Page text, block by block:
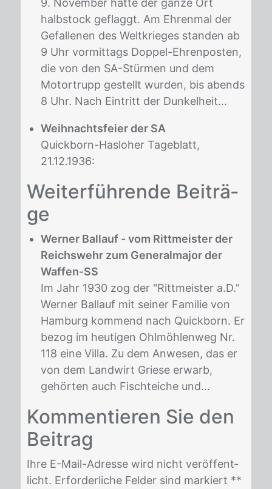
9. November hatte der ganze Ort
halbstock geflaggt. Am Ehrenmal der
Gefallenen des Weltkrieges standen ab
9 Uhr vormittags Doppel-Ehrenposten,
die von den SA-Stürmen und dem
Motortrupp gestellt wurden, bis abends
8 Uhr. Nach Eintritt der Dunkelheit...
Weihnachtsfeier der SA
Quickborn-Hasloher Tageblatt,
21.12.1936:
Wei­ter­füh­ren­de Bei­trä­
ge
Werner Ballauf - vom Rittmeister der
Reichswehr zum Generalmajor der
Waffen-SS
Im Jahr 1930 zog der "Rittmeister a.D."
Werner Ballauf mit seiner Familie von
Hamburg kommend nach Quickborn. Er
bezog im heutigen Ohlmöhlenweg Nr.
118 eine Villa. Zu dem Anwesen, das er
von dem Landwirt Griese erwarb,
gehörten auch Fischteiche und...
Kom­men­tie­ren Sie den
Bei­trag
Ihre E-Mail-Adres­se wird nicht ver­öf­fent­
licht. Er­for­der­li­che Fel­der sind mar­kiert **